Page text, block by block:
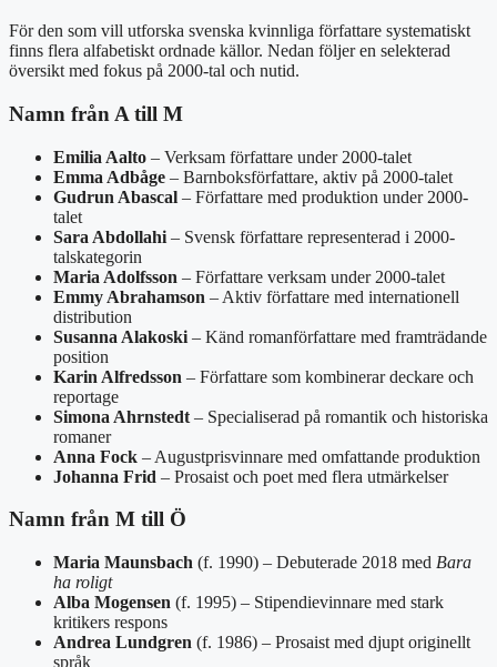
För den som vill utforska svenska kvinnliga författare systematiskt
finns flera alfabetiskt ordnade källor. Nedan följer en selekterad
översikt med fokus på 2000-tal och nutid.
Namn från A till M
Emilia Aalto – Verksam författare under 2000-talet
Emma Adbåge – Barnboksförfattare, aktiv på 2000-talet
Gudrun Abascal – Författare med produktion under 2000-
talet
Sara Abdollahi – Svensk författare representerad i 2000-
talskategorin
Maria Adolfsson – Författare verksam under 2000-talet
Emmy Abrahamson – Aktiv författare med internationell
distribution
Susanna Alakoski – Känd romanförfattare med framträdande
position
Karin Alfredsson – Författare som kombinerar deckare och
reportage
Simona Ahrnstedt – Specialiserad på romantik och historiska
romaner
Anna Fock – Augustprisvinnare med omfattande produktion
Johanna Frid – Prosaist och poet med flera utmärkelser
Namn från M till Ö
Maria Maunsbach (f. 1990) – Debuterade 2018 med Bara
ha roligt
Alba Mogensen (f. 1995) – Stipendievinnare med stark
kritikers respons
Andrea Lundgren (f. 1986) – Prosaist med djupt originellt
språk